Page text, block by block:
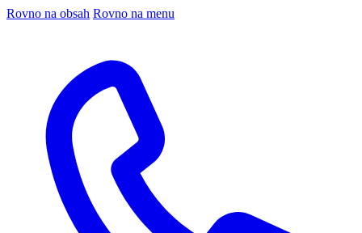
Rovno na obsah Rovno na menu